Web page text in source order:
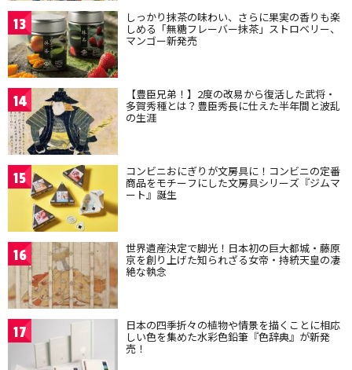
13 しっかり抹茶の味わい、さらに果実の香りも楽
しめる「無糖フレーバー抹茶」ストロベリー、
マンゴー新発売
14 【豊臣兄弟！】2度の改易から復活した武将・
多賀秀種とは？豊臣秀長に仕えた半年間と波乱
の生涯
15 コンビニおにぎりが文房具に！コンビニの定番
商品をモチーフにした文房具シリーズ『ジムマ
ート』誕生
16 世界遺産決定で脚光！日本初の巨大都城・藤原
京を創り上げた知られざる女帝・持統天皇の凄
絶な執念
17 日本の四季折々の植物や情景を描くことに相応
しい色を集めた水彩色鉛筆『色辞典』が新発
売！